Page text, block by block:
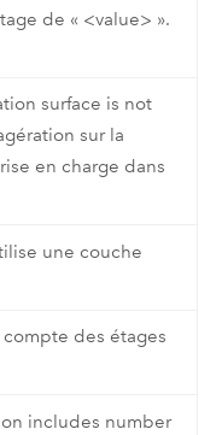
de « <value> ».
surface is not
sur la
en charge dans
une couche
des étages
includes number